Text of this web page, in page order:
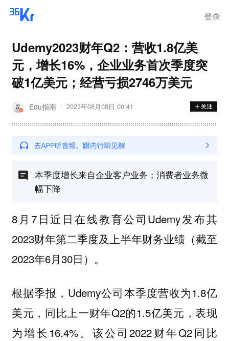
登录
Udemy2023财年Q2：营收1.8亿美
元，增长16%，企业业务首次季度突
破1亿美元；经营亏损2746万美元
Edu指南 2023年08月08日 00:41
本季度增长来自企业客户业务；消费者业务微
幅下降
8月7日近日在线教育公司Udemy发布其
2023财年第二季度及上半年财务业绩（截至
2023年6月30日）。
根据季报，Udemy公司本季度营收为1.8亿
美元，同比上一财年Q2的1.5亿美元，表现
为增长16.4%。该公司2022财年Q2同比